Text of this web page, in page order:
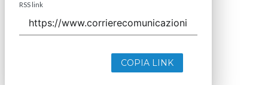
RSS link
COPIA LINK